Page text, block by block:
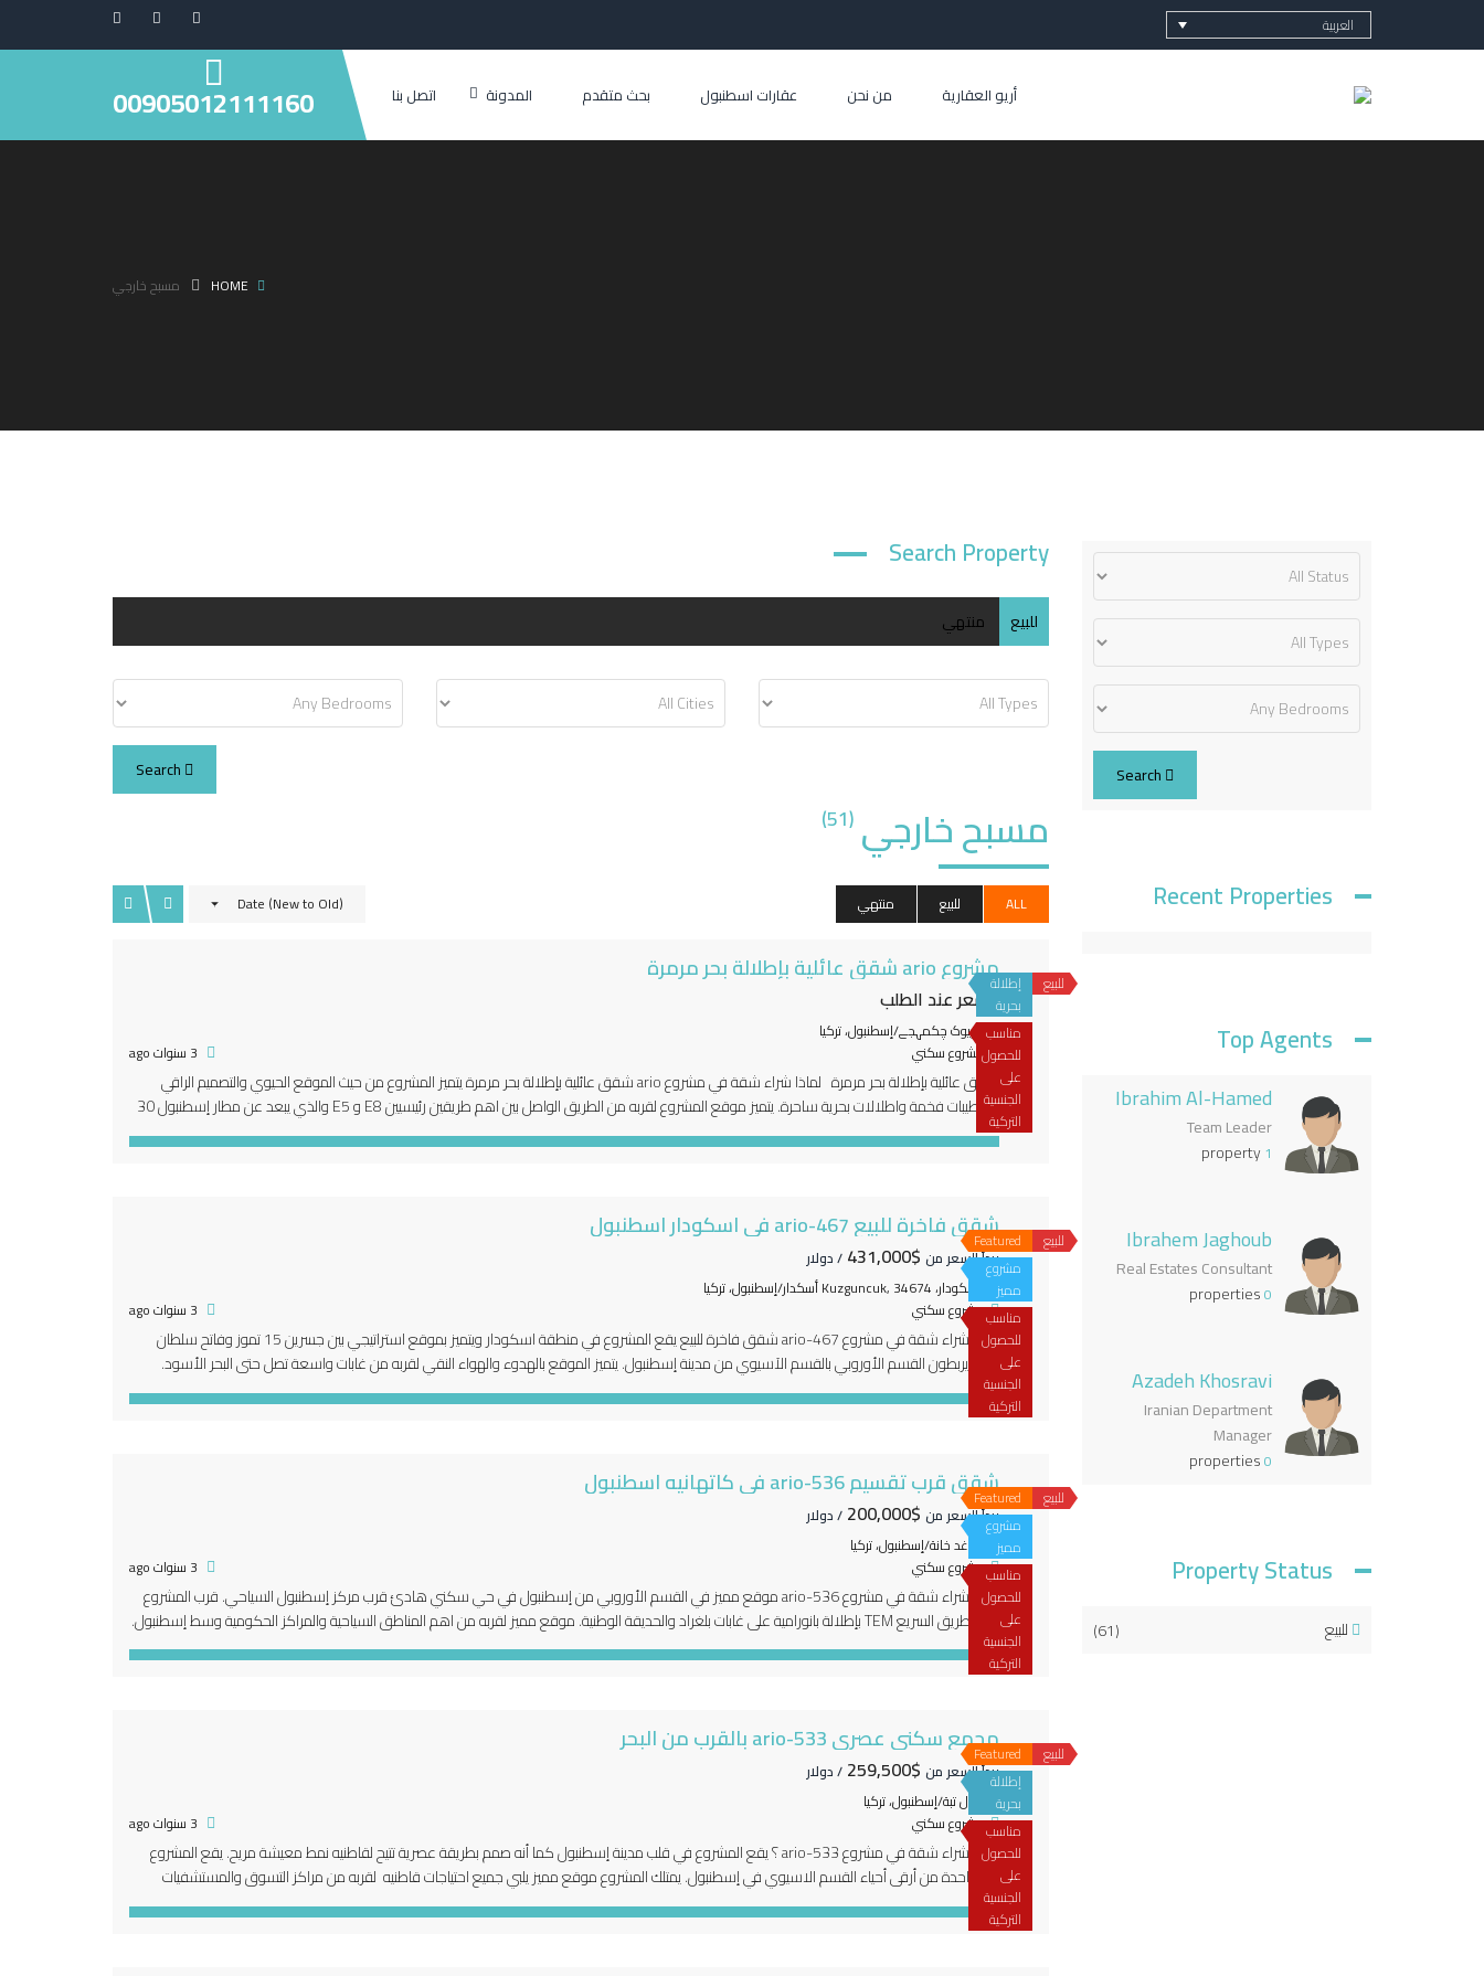
العربية
أريو العقارية من نحن عقارات اسطنبول بحث متقدم المدونة اتصل بنا 00905012111160
HOME مسبح خارجي
Search Property
للبيع منتهي
مسبح خارجي(51)
ALL للبيع منتهي Date (New to Old)
إطلالة
بحرية
مناسب
للحصول
على
الجنسية
التركية
للبيع مشروع ario شقق عائلية بإطلالة بحر مرمرة
السعر عند الطلب
بویوک چکمہجے/إسطنبول، تركيا
مشروع سكني
شقق عائلية بإطلالة بحر مرمرة لماذا شراء شقة في مشروع ario شقق عائلية بإطلالة بحر مرمرة يتميز المشروع من حيث الموقع الحيوي والتصميم الراقي
بتشطيبات فخمة واطلالات بحرية ساحرة. يتميز موقع المشروع لقربه من الطريق الواصل بين اهم طريقين رئيسيين E8 و E5 والذي يبعد عن مطار إسطنبول 30
دقيقة. ملاصق لساحل معمار سنان […]
Featured
مشروع
مميز
مناسب
للحصول
على
الجنسية
التركية
للبيع شقق فاخرة للبيع ario-467 في اسكودار اسطنبول
يبدأ السعر من $431,000
/ دولار
أسكودار، Kuzguncuk, 34674 أسكدار/إسطنبول، تركيا
مشروع سكني
لماذا شراء شقة في مشروع ario-467 شقق فاخرة للبيع يقع المشروع في منطقة اسكودار ويتميز بموقع استراتيجي بين جسرين 15 تموز وفاتح سلطان
الذين يربطون القسم الأوروبي بالقسم الآسيوي من مدينة إسطنبول. يتميز الموقع بالهدوء والهواء النقي لقربه من غابات واسعة تصل حتى البحر الأسود.
بالإضافة لكونه مناسب للعائلات فالمشروع مناسب للمستثمرين فالمنطقة بالكامل خاضعة […]
Featured
مشروع
مميز
مناسب
للحصول
على
الجنسية
التركية
للبيع شقق قرب تقسيم 536-ario في كاتهانيه اسطنبول
يبدأ السعر من $200,000
/ دولار
كاغد خانة/إسطنبول، تركيا
مشروع سكني
لماذا شراء شقة في مشروع 536-ario موقع مميز في القسم الأوروبي من إسطنبول في حي سكني هادئ قرب مركز إسطنبول السياحي. قرب المشروع
من الطريق السريع TEM بإطلالة بانورامية على غابات بلغراد والحديقة الوطنية. موقع مميز لقربه من اهم المناطق السياحية والمراكز الحكومية وسط إسطنبول.
يتميز الموقع لقربه من اهم المراكز التجارية الضخمة والمولات. قرب […]
Featured
إطلالة
بحرية
مناسب
للحصول
على
الجنسية
التركية
للبيع مجمع سكني عصري 533-ario بالقرب من البحر
يبدأ السعر من $259,500
/ دولار
مال تبة/إسطنبول، تركيا
مشروع سكني
لماذا شراء شقة في مشروع 533-ario ؟ يقع المشروع في قلب مدينة إسطنبول كما أنه صمم بطريقة عصرية تتيح لقاطنيه نمط معيشة مريح. يقع المشروع
في واحدة من أرقى أحياء القسم الاسيوي في إسطنبول. يمتلك المشروع موقع مميز يلبي جميع احتياجات قاطنيه لقربه من مراكز التسوق والمستشفيات
والمدارس والعديد من الخدمات. يقع المشروع بالقرب من […]
Recent Properties
Top Agents
Ibrahim Al-Hamed
Team Leader
1
Ibrahem Jaghoub
Real Estates Consultant
0
Azadeh Khosravi
Iranian Department
Manager
0
Property Status
للبيع (61)